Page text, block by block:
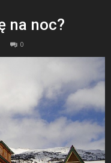
na noc?
0